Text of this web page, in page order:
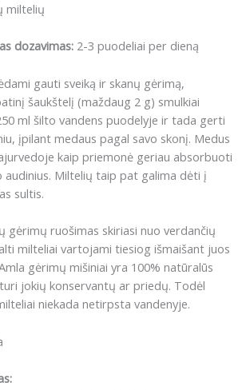
miltelių
dozavimas: 2-3 puodeliai per dieną
gauti sveiką ir skanų gėrimą,
šaukštelį (maždaug 2 g) smulkiai
ml šilto vandens puodelyje ir tada gerti
įpilant medaus pagal savo skonį. Medus
kaip priemonė geriau absorbuoti
audinius. Miltelių taip pat galima dėti į
sultis.
gėrimų ruošimas skiriasi nuo verdančių
milteliai vartojami tiesiog išmaišant juos
gėrimų mišiniai yra 100% natūralūs
jokių konservantų ar priedų. Todėl
niekada netirpsta vandenyje.